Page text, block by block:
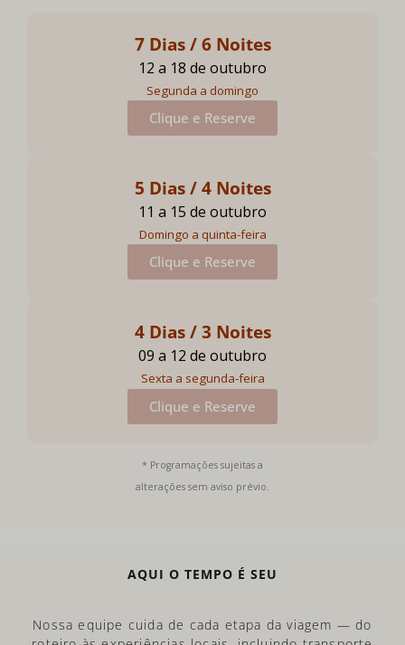
7 Dias / 6 Noites
12 a 18 de outubro
Segunda a domingo
Clique e Reserve
5 Dias / 4 Noites
11 a 15 de outubro
Domingo a quinta-feira
Clique e Reserve
4 Dias / 3 Noites
09 a 12 de outubro
Sexta a segunda-feira
Clique e Reserve
* Programações sujeitas a
alterações sem aviso prévio.
AQUI O TEMPO É SEU
Nossa equipe cuida de cada etapa da viagem — do